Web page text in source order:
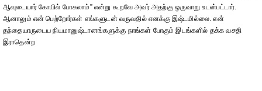
ஆவுடையார் கோயில் போகலாம்” என்று கூறவே அவர் அதற்கு ஒருவாறு உடன்பட்டார்.
ஆனாலும் என் பெற்றோர்கள் எங்களுடன் வருவதில் எனக்கு இஷ்டமில்லை. என்
தந்தையாருடைய நியமானுஷ்டானங்களுக்கு நாங்கள் போகும் இடங்களில் தக்க வசதி
இராதென்ற